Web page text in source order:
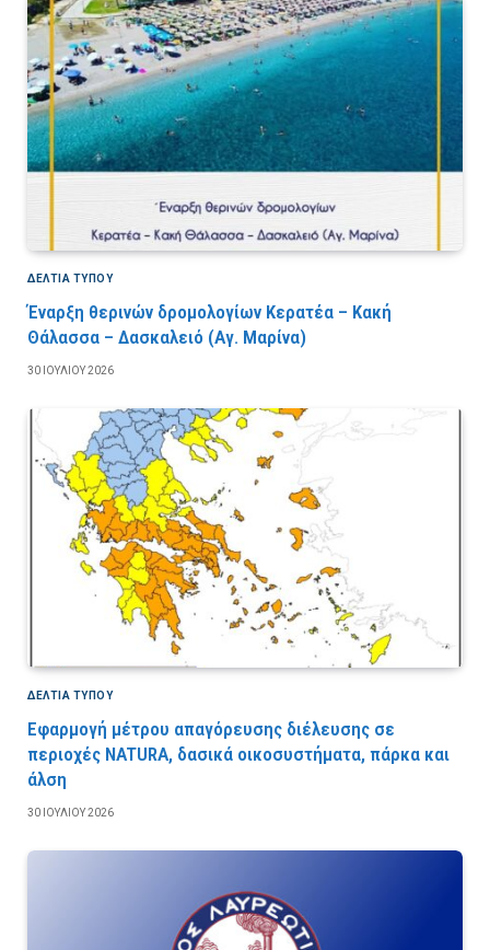
ΔΕΛΤΙΑ ΤΥΠΟΥ
Έναρξη θερινών δρομολογίων Κερατέα – Κακή
Θάλασσα – Δασκαλειό (Αγ. Μαρίνα)
30 ΙΟΥΛΊΟΥ 2026
ΔΕΛΤΙΑ ΤΥΠΟΥ
Εφαρμογή μέτρου απαγόρευσης διέλευσης σε
περιοχές NATURA, δασικά οικοσυστήματα, πάρκα και
άλση
30 ΙΟΥΛΊΟΥ 2026